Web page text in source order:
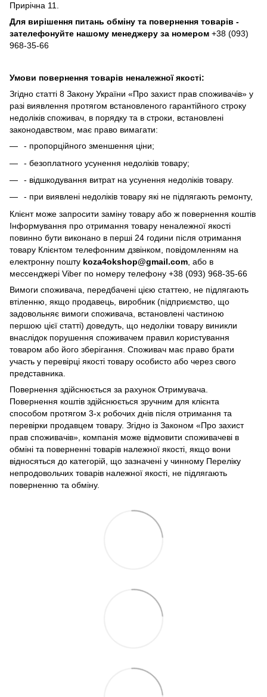
Прирічна 11.
Для вирішення питань обміну та повернення товарів -
зателефонуйте нашому менеджеру за номером +38 (093)
968-35-66
Умови повернення товарів неналежної якості:
Згідно статті 8 Закону України «Про захист прав споживачів» у
разі виявлення протягом встановленого гарантійного строку
недоліків споживач, в порядку та в строки, встановлені
законодавством, має право вимагати:
- пропорційного зменшення ціни;
- безоплатного усунення недоліків товару;
- відшкодування витрат на усунення недоліків товару.
- при виявлені недоліків товару які не підлягають ремонту,
Клієнт може запросити заміну товару або ж повернення коштів
Інформування про отримання товару неналежної якості
повинно бути виконано в перші 24 години після отримання
товару Клієнтом телефонним дзвінком, повідомленням на
електронну пошту koza4okshop@gmail.com , або в
мессенджері Viber по номеру телефону +38 (093) 968-35-66
Вимоги споживача, передбачені цією статтею, не підлягають
втіленню, якщо продавець, виробник (підприємство, що
задовольняє вимоги споживача, встановлені частиною
першою цієї статті) доведуть, що недоліки товару виникли
внаслідок порушення споживачем правил користування
товаром або його зберігання. Споживач має право брати
участь у перевірці якості товару особисто або через свого
представника.
Повернення здійснюється за рахунок Отримувача.
Повернення коштів здійснюється зручним для клієнта
способом протягом 3-х робочих днів після отримання та
перевірки продавцем товару. Згідно із Законом «Про захист
прав споживачів», компанія може відмовити споживачеві в
обміні та поверненні товарів належної якості, якщо вони
відносяться до категорій, що зазначені у чинному Переліку
непродовольчих товарів належної якості, не підлягають
поверненню та обміну.